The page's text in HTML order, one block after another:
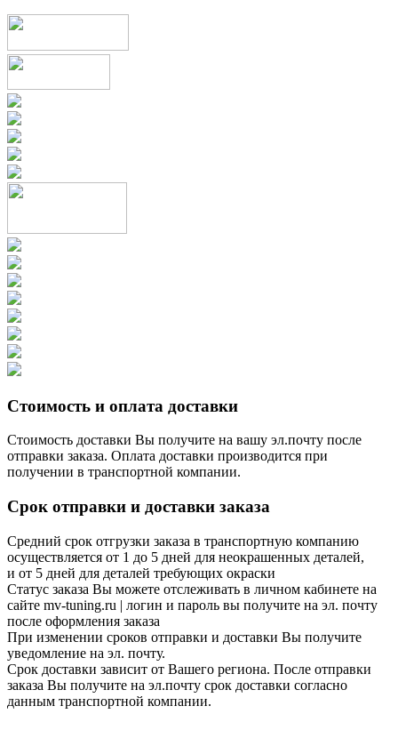
Стоимость и оплата доставки
Стоимость доставки Вы получите на вашу эл.почту после
отправки заказа. Оплата доставки производится при
получении в транспортной компании.
Срок отправки и доставки заказа
Средний срок отгрузки заказа в транспортную компанию
осуществляется от 1 до 5 дней для неокрашенных деталей,
и от 5 дней для деталей требующих окраски
Статус заказа Вы можете отслеживать в личном кабинете на
сайте mv-tuning.ru | логин и пароль вы получите на эл. почту
после оформления заказа
При изменении сроков отправки и доставки Вы получите
уведомление на эл. почту.
Срок доставки зависит от Вашего региона. После отправки
заказа Вы получите на эл.почту срок доставки согласно
данным транспортной компании.